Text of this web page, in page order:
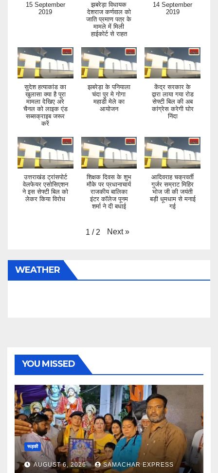
15 September
2019
झबरेड़ा विधायक
देशराज कर्णवाल को
जाति प्रमाण पत्र के
मामले में मिली
हाईकोर्ट से राहत
14 September
2019
सुदेश हत्याकांड का
खुलासा क्या है पूरा
मामला देखिए अरे
चैनल को लाइक एंड
सब्सक्राइब जरूर
करें
झबरेड़ा के पनियाला
चंदा पुर मे गोगा
महाडी मेले का
आयोजन
केंद्र सरकार के
द्वारा लाया गया रोड
सेफ्टी बिल की अब
कांग्रेस करेगी घोर
निंदा
उत्तराखंड ट्रांसपोर्ट
वेलफेयर एसोसिएशन
ने इस सेफ्टी बिल को
लेकर किया विरोध
शिक्षक दिवस के शुभ
मौके पर प्रधानाचार्य
राजकीय बालिका
इंटर कॉलेज पूनम
शर्मा ने दी बधाई
आदिवराह चक्रवर्ती
गुर्जर सम्राट मिहिर
भोज जी की जयंती
बड़ी धूमधाम से मनाई
गई
1 / 2 Next »
WEATHER
YOU MISSED
रूड़की
AUGUST 6, 2026 SAMACHAR EXPRESS